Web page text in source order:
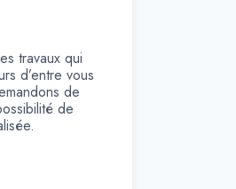
travaux qui
d’entre vous
de
de